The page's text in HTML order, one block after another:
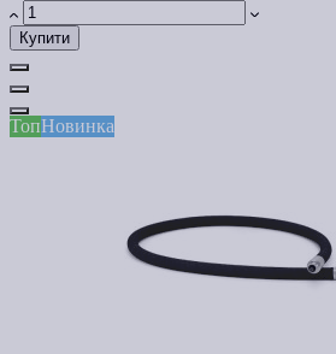
Купити
ТопНовинка